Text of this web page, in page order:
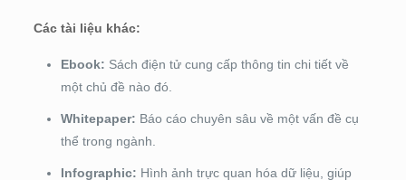
Các tài liệu khác:
Ebook: Sách điện tử cung cấp thông tin chi tiết về
một chủ đề nào đó.
Whitepaper: Báo cáo chuyên sâu về một vấn đề cụ
thể trong ngành.
Infographic: Hình ảnh trực quan hóa dữ liệu, giúp